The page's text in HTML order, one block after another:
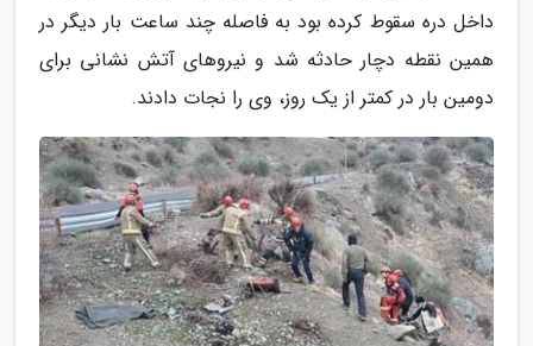
داخل دره سقوط کرده بود به فاصله چند ساعت بار دیگر در
همین نقطه دچار حادثه شد و نیروهای آتش نشانی برای
دومین بار در کمتر از یک روز، وی را نجات دادند.